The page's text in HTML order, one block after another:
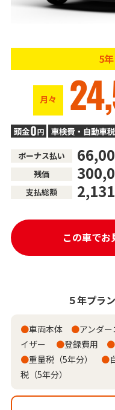
5
月々
ボーナス払い
残価
支払総額
この車でお
５年プラン
●車両本体 ●アンダ
イザー ●登録費用 ●
●重量税（5年分） ●
税（5年分）